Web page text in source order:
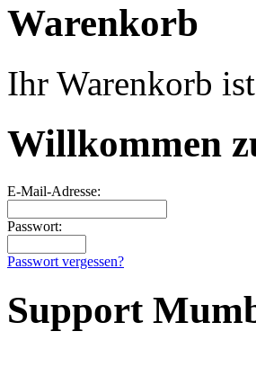
Warenkorb
Ihr Warenkorb
Willkommen
E-Mail-Adresse:
Passwort:
Passwort vergessen?
Support